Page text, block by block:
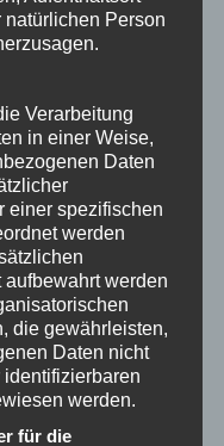
den Tag versüßt
nicht wirklich etwas
dennoch sehr niedlich.
könnt sie für viele
Projektor –
Design
ultimativen
dürftet ihr mit
richtig liegen. Der
Kinderzimmer,...
Grater: Witziger
Person
Verarbeitung
in einer Weise,
Daten
einer spezifischen
werden
aufbewahrt werden
die gewährleisten,
Daten nicht
werden.
für die